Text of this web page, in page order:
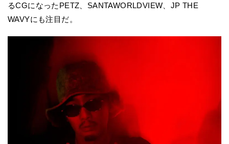
るCGになったPETZ、SANTAWORLDVIEW、JP THE
WAVYにも注目だ。